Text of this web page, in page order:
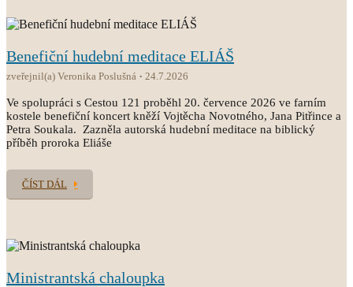
Benefiční hudební meditace ELIÁŠ
zveřejnil(a) Veronika Poslušná 24.7.2026
Ve spolupráci s Cestou 121 proběhl 20. července 2026 ve farním
kostele benefiční koncert kněží Vojtěcha Novotného, Jana Pitřince a
Petra Soukala. Zazněla autorská hudební meditace na biblický
příběh proroka Eliáše
ČÍST DÁL
Ministrantská chaloupka